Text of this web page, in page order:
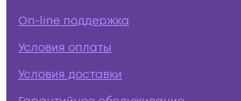
On-line поддержка
Условия оплаты
Условия доставки